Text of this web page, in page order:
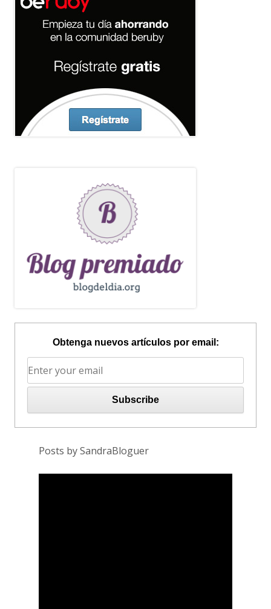
Obtenga nuevos artículos por email:
Posts by SandraBloguer